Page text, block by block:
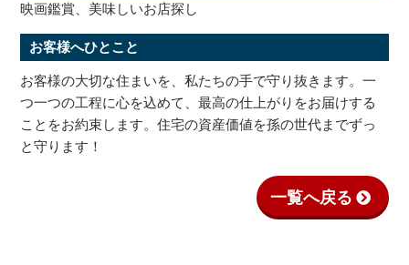
映画鑑賞、美味しいお店探し
お客様へひとこと
お客様の大切な住まいを、私たちの手で守り抜きます。一
つ一つの工程に心を込めて、最高の仕上がりをお届けする
ことをお約束します。住宅の資産価値を孫の世代までずっ
と守ります！
一覧へ戻る